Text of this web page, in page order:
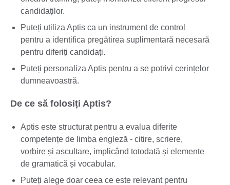
candidaților.
Puteți utiliza Aptis ca un instrument de control
pentru a identifica pregătirea suplimentară necesară
pentru diferiți candidați.
Puteți personaliza Aptis pentru a se potrivi cerințelor
dumneavoastră.
De ce să folosiți Aptis?
Aptis este structurat pentru a evalua diferite
competențe de limba engleză - citire, scriere,
vorbire și ascultare, implicând totodată și elemente
de gramatică și vocabular.
Puteți alege doar ceea ce este relevant pentru